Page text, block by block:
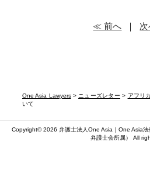
One Asia Lawyers> ニューズレター > アフリカ
いて
≪ 前へ ｜
Copyright© 2026 弁護士法人One Asia｜One Asia法
弁護士会所属） All